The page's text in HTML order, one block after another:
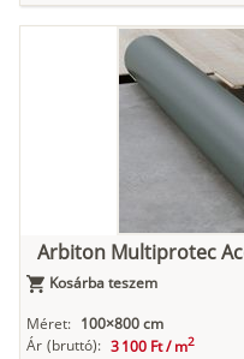
Arbiton Multiprotec
Kosárba teszem
Méret: 100×800 cm
Ár (bruttó): 3 100 Ft /m2